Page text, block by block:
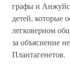
графы и
детей, которые
легковерном
за объяснение
Плантагенетов.